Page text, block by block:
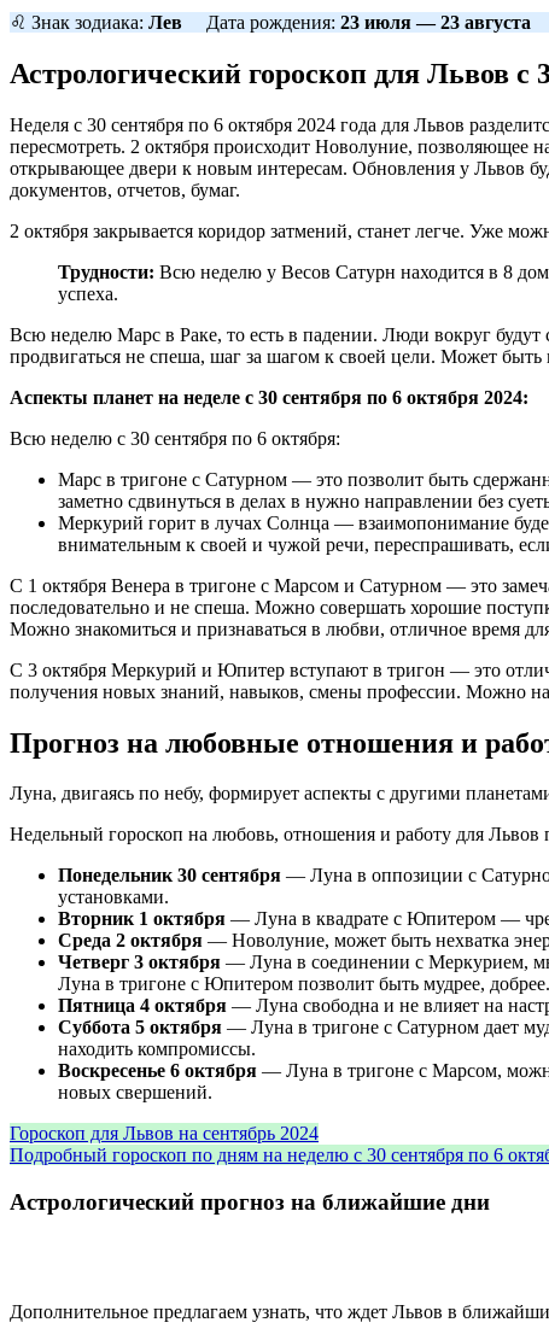
♌ Знак зодиака: Лев Дата рождения: 23 июля — 23 августа
Астрологический гороскоп для Львов с
Неделя с 30 сентября по 6 октября 2024 года для Львов
пересмотреть. 2 октября происходит Новолуние, позволяющее
открывающее двери к новым интересам. Обновления у Львов
документов, отчетов, бумаг.
2 октября закрывается коридор затмений, станет легче. Уже
Трудности: Всю неделю у Весов Сатурн находится в 8
успеха.
Всю неделю Марс в Раке, то есть в падении. Люди вокруг
продвигаться не спеша, шаг за шагом к своей цели. Может
Аспекты планет на неделе с 30 сентября по 6 октября 2024:
Всю неделю с 30 сентября по 6 октября:
Марс в тригоне с Сатурном — это позволит быть
заметно сдвинуться в делах в нужно направлении без
Меркурий горит в лучах Солнца — взаимопонимание
внимательным к своей и чужой речи, переспрашивать,
С 1 октября Венера в тригоне с Марсом и Сатурном — это
последовательно и не спеша. Можно совершать хорошие
Можно знакомиться и признаваться в любви, отличное время
С 3 октября Меркурий и Юпитер вступают в тригон — это
получения новых знаний, навыков, смены профессии. Можно
Прогноз на любовные отношения и
Луна, двигаясь по небу, формирует аспекты с другими
Недельный гороскоп на любовь, отношения и работу для Львов
Понедельник 30 сентября — Луна в оппозиции с
установками.
Вторник 1 октября — Луна в квадрате с Юпитером —
Среда 2 октября — Новолуние, может быть нехватка
Четверг 3 октября — Луна в соединении с Меркурием,
Луна в тригоне с Юпитером позволит быть мудрее, добрее.
Пятница 4 октября — Луна свободна и не влияет на
Суббота 5 октября — Луна в тригоне с Сатурном дает
находить компромиссы.
Воскресенье 6 октября — Луна в тригоне с Марсом,
новых свершений.
Гороскоп для Львов на сентябрь 2024
Подробный гороскоп по дням на неделю с 30 сентября по 6
Астрологический прогноз на ближайшие дни
Дополнительное предлагаем узнать, что ждет Львов в